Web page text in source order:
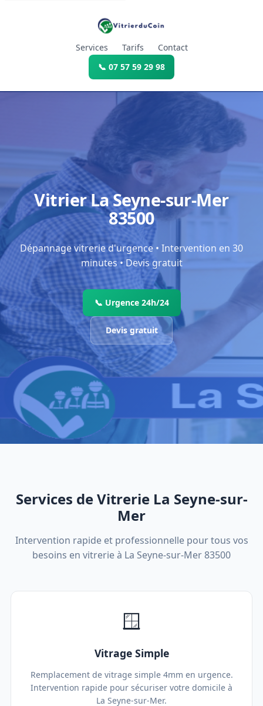
Services Tarifs
Contact
📞 07 57 59 29 98
Vitrier La Seyne-sur-Mer
83500
Dépannage vitrerie d'urgence • Intervention en 30
minutes • Devis gratuit
📞 Urgence 24h/24
Devis gratuit
Services de Vitrerie La Seyne-sur-
Mer
Intervention rapide et professionnelle pour tous vos
besoins en vitrerie à La Seyne-sur-Mer 83500
🪟
Vitrage Simple
Remplacement de vitrage simple 4mm en urgence.
Intervention rapide pour sécuriser votre domicile à
La Seyne-sur-Mer.